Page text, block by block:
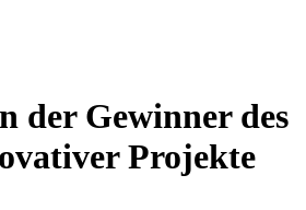
der Gewinner des
Projekte